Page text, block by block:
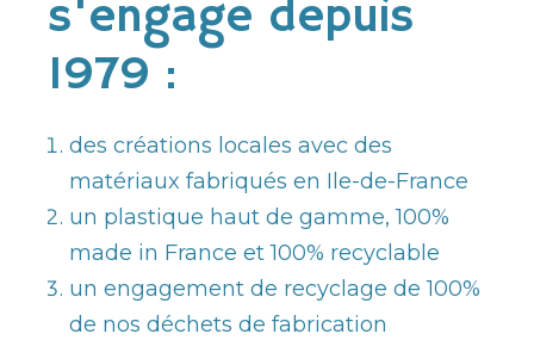
s'engage depuis
1979 :
des créations locales avec des
matériaux fabriqués en Ile-de-France
un plastique haut de gamme, 100%
made in France et 100% recyclable
un engagement de recyclage de 100%
de nos déchets de fabrication